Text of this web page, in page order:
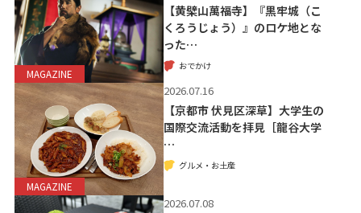
MAGAZINE
【黄檗山萬福寺】『黒牢城（こ
くろうじょう）』のロケ地とな
った…
おでかけ
MAGAZINE
2026.07.16
【京都市 伏見区深草】大学生の
国際交流活動を拝見［龍谷大学
…
グルメ・お土産
2026.07.08